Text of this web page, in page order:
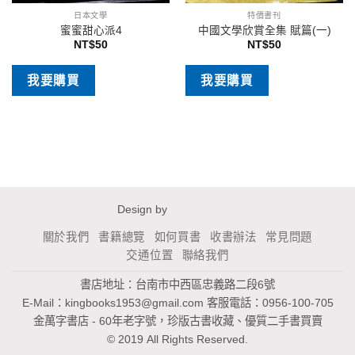
日本文學
蜜蜜甜心派4
NT$50
我要購買
特價書刊
中國文學欣賞全集 賦篇(一)
NT$50
我要購買
Design by
關於我們 書籍總覽 如何買書 收書辦法
常見問題
交通位置
聯絡我們
書店地址：台南市中西區忠義路二段6號
E-Mail： kingbooks1953@gmail.com 客服電話：0956-100-705
金萬字書店 - 60年老字號，珍版古書收藏、優質二手書買賣
© 2019 All Rights Reserved.